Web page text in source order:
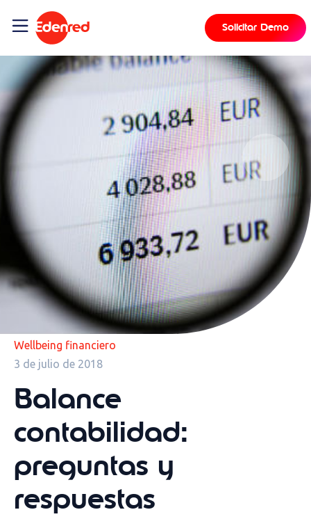
Solicitar Demo
Wellbeing financiero
3 de julio de 2018
Balance
contabilidad:
preguntas y
respuestas